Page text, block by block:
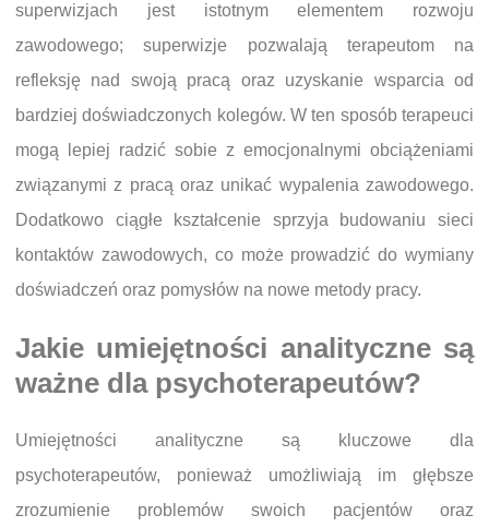
superwizjach jest istotnym elementem rozwoju
zawodowego; superwizje pozwalają terapeutom na
refleksję nad swoją pracą oraz uzyskanie wsparcia od
bardziej doświadczonych kolegów. W ten sposób terapeuci
mogą lepiej radzić sobie z emocjonalnymi obciążeniami
związanymi z pracą oraz unikać wypalenia zawodowego.
Dodatkowo ciągłe kształcenie sprzyja budowaniu sieci
kontaktów zawodowych, co może prowadzić do wymiany
doświadczeń oraz pomysłów na nowe metody pracy.
Jakie umiejętności analityczne są
ważne dla psychoterapeutów?
Umiejętności analityczne są kluczowe dla
psychoterapeutów, ponieważ umożliwiają im głębsze
zrozumienie problemów swoich pacjentów oraz